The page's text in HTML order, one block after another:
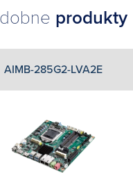
produkty
AIMB-285G2-LVA2E